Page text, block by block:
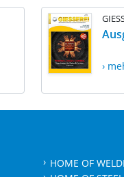
›
HOME OF